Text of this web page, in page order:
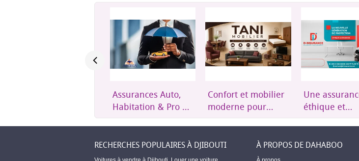
Assurances Auto,
Habitation & Pro –
Confort et mobilier
moderne pour
Une assurance
éthique et
RECHERCHES POPULAIRES À DJIBOUTI À PROPOS DE DAHABOO